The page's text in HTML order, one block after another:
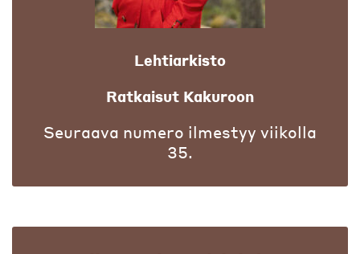
Lehtiarkisto
Ratkaisut Kakuroon
Seuraava numero ilmestyy viikolla
35.